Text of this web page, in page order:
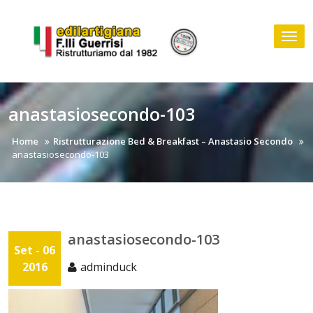
content
anastasiosecondo-103
Home
Ristrutturazione Bed & Breakfast – Anastasio Secondo
anastasiosecondo-103
Set - 06
2016
anastasiosecondo-103
adminduck